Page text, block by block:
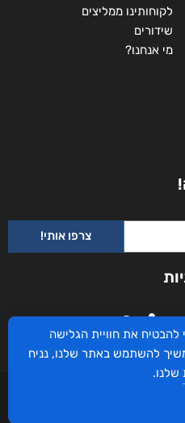
לקוחותינו ממליצים
שידורים
מי אנחנו?
צרפו אותי!
שמורות. בוקסאי טכנולוגיות בע"מ שד אבא
להבטיח את חוויית הגלישה
להשתמש באתר שלנו, נניח
שלנו.